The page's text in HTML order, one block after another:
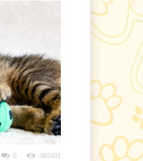
0 360301